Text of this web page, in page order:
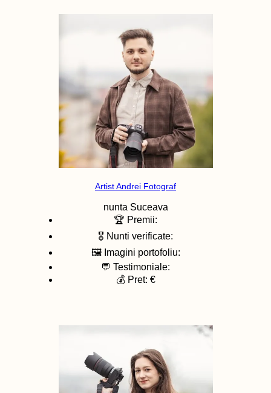
Artist Andrei Fotograf
nunta Suceava
🏆 Premii:
🎖️ Nunti verificate:
🖼️ Imagini portofoliu:
💬 Testimoniale:
💰 Pret: €